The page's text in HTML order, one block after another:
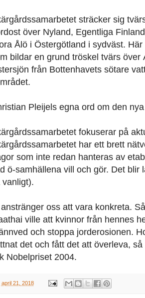
sträcker sig
över Nyland, Egentliga
Ålö i Östergötland i sydväst.
bildar en grund tröskel tvärs
från Bottenhavets sötare
Pleijels egna ord om den
fokuserar på
har ett brett
som inte redan hanteras av
ö-samhällena vill och gör. Det blir
vanligt).
oss att vara konkreta.
ville att kvinnor från hennes
och stoppa jorderosionen.
det och fått det att överleva,
Nobelpriset 2004.
april 21, 2018